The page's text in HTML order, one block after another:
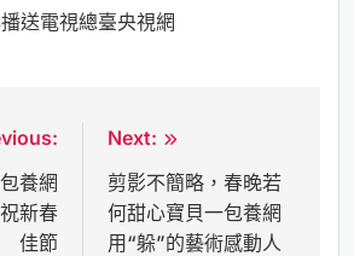
送電視總臺央視網
養網
新春
佳節
Next:
剪影不簡略，春晚若
何甜心寶貝一包養網
用“躲”的藝術感動人